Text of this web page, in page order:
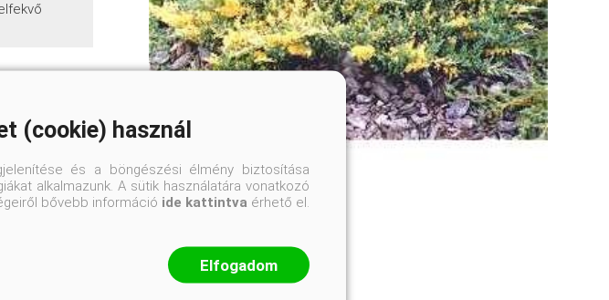
30-40 cm
K2
(cookie) használ
és a böngészési élmény biztosítása
alkalmazunk. A sütik használatára vonatkozó
bővebb információ ide kattintva érhető el.
Elfogadom